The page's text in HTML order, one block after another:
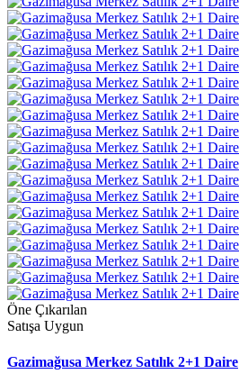
Öne Çıkarılan
Satışa Uygun
Gazimağusa Merkez Satılık 2+1 Daire